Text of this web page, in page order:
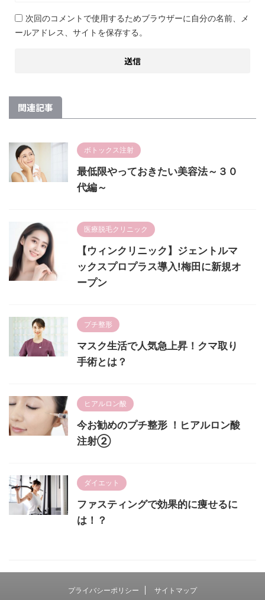
次回のコメントで使用するためブラウザーに自分の名前、メ
ールアドレス、サイトを保存する。
関連記事
ボトックス注射
最低限やっておきたい美容法～３０
代編～
医療脱毛クリニック
【ウィンクリニック】ジェントルマ
ックスプロプラス導入!梅田に新規オ
ープン
プチ整形
マスク生活で人気急上昇！クマ取り
手術とは？
ヒアルロン酸
今お勧めのプチ整形 ！ヒアルロン酸
注射②
ダイエット
ファスティングで効果的に痩せるに
は！？
プライバシーポリシー サイトマップ